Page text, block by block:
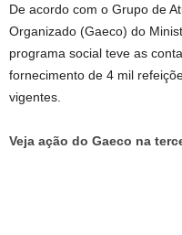
De acordo com o Grupo de
Organizado (Gaeco) do
programa social teve as
fornecimento de 4 mil
vigentes.
Veja ação do Gaeco na